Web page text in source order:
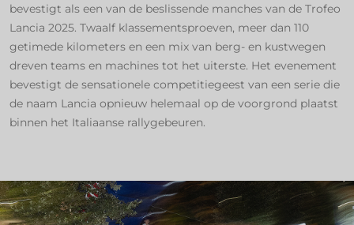
bevestigt als een van de beslissende manches van de Trofeo
Lancia 2025. Twaalf klassementsproeven, meer dan 110
getimede kilometers en een mix van berg- en kustwegen
dreven teams en machines tot het uiterste. Het evenement
bevestigt de sensationele competitiegeest van een serie die
de naam Lancia opnieuw helemaal op de voorgrond plaatst
binnen het Italiaanse rallygebeuren.